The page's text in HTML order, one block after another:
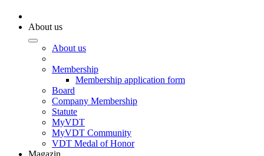
About us
About us
Membership
Membership application form
Board
Company Membership
Statute
MyVDT
MyVDT Community
VDT Medal of Honor